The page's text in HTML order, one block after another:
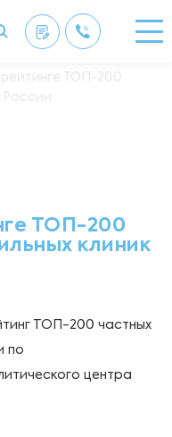
ТОП-200
России
ТОП-200
клиник
ТОП-200 частных
по
центра